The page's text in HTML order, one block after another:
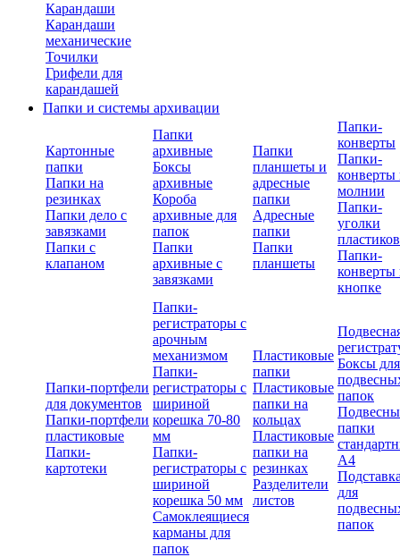
Карандаши
Карандаши
механические
Точилки
Грифели для
карандашей
Папки и системы архивации
Картонные
папки
Папки на
резинках
Папки дело с
завязками
Папки с
клапаном
Папки
архивные
Боксы
архивные
Короба
архивные для
папок
Папки
архивные с
завязками
Папки
планшеты и
адресные
папки
Адресные
папки
Папки
планшеты
Папки-
конверты
Папки-
конверты
молнии
Папки-
уголки
Папки-
конверты
кнопке
Папки-портфели
для документов
Папки-портфели
пластиковые
Папки-
картотеки
Папки-
регистраторы с
арочным
механизмом
Папки-
регистраторы с
шириной
корешка 70-80
мм
Папки-
регистраторы с
шириной
корешка 50 мм
Самоклеящиеся
карманы для
папок
Пластиковые
папки
Пластиковые
папки на
кольцах
Пластиковые
папки на
резинках
Разделители
листов
Боксы для
папок
папки
А4
для
папок